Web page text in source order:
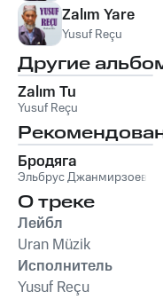
Zalım Yare
Yusuf Reçu
Другие
Zalım Tu
Yusuf Reçu
Бродяга
Эльбрус Джанмирзоев
О треке
Лейбл
Uran Müzik
Исполнитель
Yusuf Reçu